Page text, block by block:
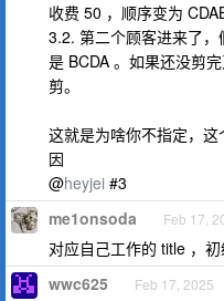
收费 50 ，顺序变为 CDAB
3.2. 第二个顾客进来了
是 BCDA 。如果还没剪
剪。
这就是为啥你不指定，
因
@heyjei #3
me1onsoda Feb 17,
对应自己工作的 title ，
wwc625 Feb 17, 2025